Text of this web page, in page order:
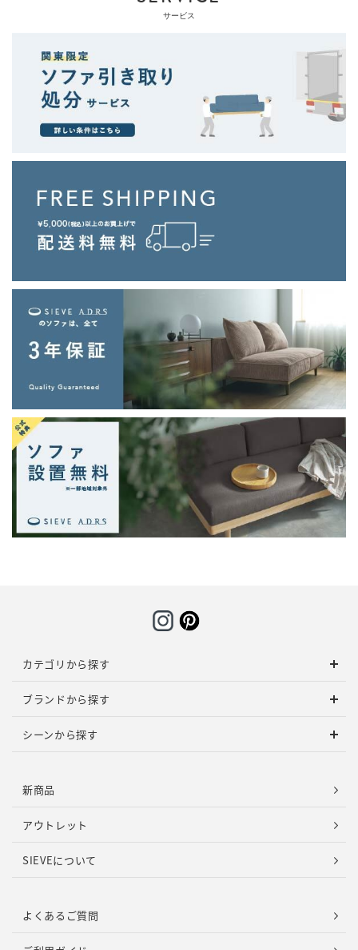
サービス
カテゴリから探す
ブランドから探す
シーンから探す
新商品
アウトレット
SIEVEについて
よくあるご質問